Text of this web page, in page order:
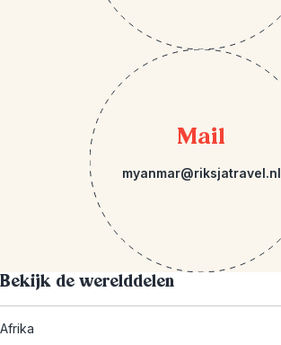
Mail
myanmar@riksjatravel.nl
Bekijk de werelddelen
Afrika